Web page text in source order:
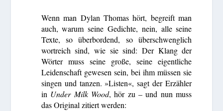
Wenn man Dylan Thomas hört, begreift man
auch, warum seine Gedichte, nein, alle seine
Texte, so überbordend, so überschwenglich
wortreich sind, wie sie sind: Der Klang der
Wörter muss seine große, seine eigentliche
Leidenschaft gewesen sein, bei ihm müssen sie
singen und tanzen. »Listen«, sagt der Erzähler
in Under Milk Wood, hör zu – und nun muss
das Original zitiert werden: